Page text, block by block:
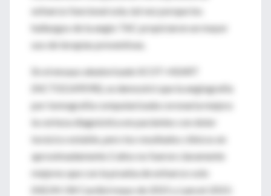
esfuerzo funcional sola, tal vez porque los
hallazgos de la angio TAC propiciaron un mayor
uso de terapias preventivas.
En el ensayo aleatorizado SCOT-HEART
(NCT01149590), se demostró que la angiografía
por tomografía computarizada coronaria mejora
la certeza diagnóstica en pacientes con dolor
torácico estable, pero los resultados clínicos en
aproximadamente 2 años no fueron claramente
mejores que con la prueba de esfuerzo solo
(NEJM JW Cardiol mayo de 2015 y Lancet 2015: